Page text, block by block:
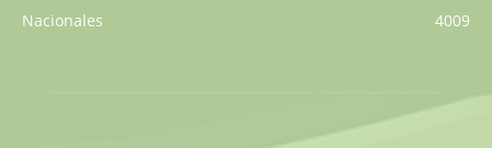
Nacionales
4009